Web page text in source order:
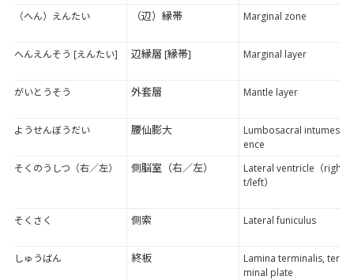
（へん）えんたい （辺）縁帯 Marginal zone
へんえんそう [えんたい] 辺縁層 [縁帯] Marginal layer
がいとうそう 外套層 Mantle layer
ようせんぼうだい 腰仙膨大
Lumbosacral intumesc
ence
そくのうしつ（右／左）
側脳室（右／左）
Lateral ventricle（righ
t/left）
そくさく 側索 Lateral funiculus
しゅうばん 終板
Lamina terminalis, ter
minal plate